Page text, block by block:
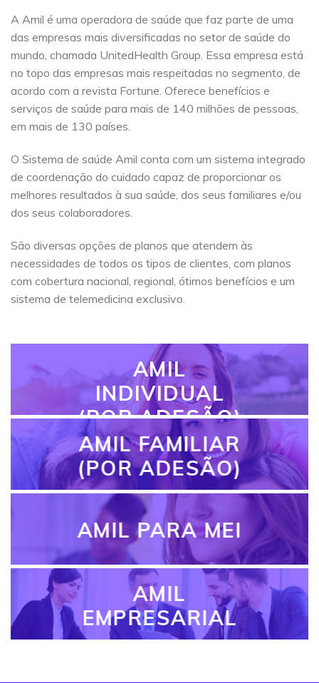
A Amil é uma operadora de saúde que faz parte de uma
das empresas mais diversificadas no setor de saúde do
mundo, chamada UnitedHealth Group. Essa empresa está
no topo das empresas mais respeitadas no segmento, de
acordo com a revista Fortune. Oferece benefícios e
serviços de saúde para mais de 140 milhões de pessoas,
em mais de 130 países.
O Sistema de saúde Amil conta com um sistema integrado
de coordenação do cuidado capaz de proporcionar os
melhores resultados à sua saúde, dos seus familiares e/ou
dos seus colaboradores.
São diversas opções de planos que atendem às
necessidades de todos os tipos de clientes, com planos
com cobertura nacional, regional, ótimos benefícios e um
sistema de telemedicina exclusivo.
AMIL
INDIVIDUAL
(POR ADESÃO)
AMIL FAMILIAR
(POR ADESÃO)
AMIL PARA MEI
AMIL
EMPRESARIAL